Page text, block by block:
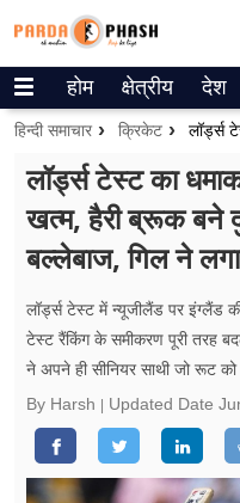
Trending on Google
ePaper
वेब स्टोरीज
उत्तर प्रदेश
गैलरी
वीडियो
रिलेशनशिप
जीवन मंत्रा
होम क्षेत्रीय देश
हिन्दी समाचार क्रिकेट
लॉर्ड्स टेस्ट का
खत्म, हैरी ब्रूक बने
बल्लेबाज, गिल ने
लॉर्ड्स टेस्ट में न्यूजीलैंड पर इंग्लैंड
टेस्ट रैंकिंग के समीकरण पूरी तरह
ने अपने ही सीनियर साथी जो रूट को
By Harsh
Updated Date